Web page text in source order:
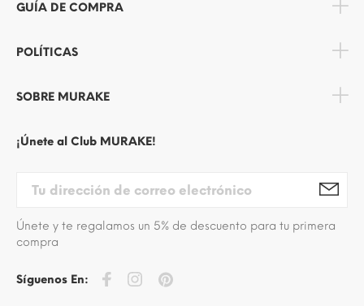
GUÍA DE COMPRA
POLÍTICAS
SOBRE MURAKE
¡Únete al Club MURAKE!
Únete y te regalamos un 5% de descuento para tu primera
compra
Síguenos En: